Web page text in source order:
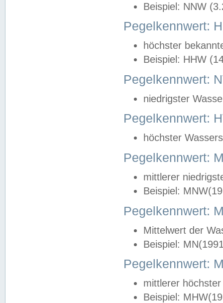
Beispiel: NNW
Pegelkennwert:
höchster
Beispiel: HHW
Pegelkennwert:
niedrigster
Pegelkennwert:
höchster
Pegelkennwert:
mittlerer
Beispiel:
Pegelkennwert:
Mittelwert der
Beispiel:
Pegelkennwert:
mittlerer
Beispiel: